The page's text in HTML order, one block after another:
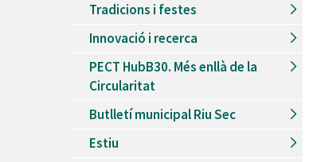
Del01/07/2024al31/08/2026
Decorem! Conte 'La truita de nabius'
Tradicions i festes
Innovació i recerca
PECT HubB30. Més enllà de la
Circularitat
Butlletí municipal Riu Sec
Estiu